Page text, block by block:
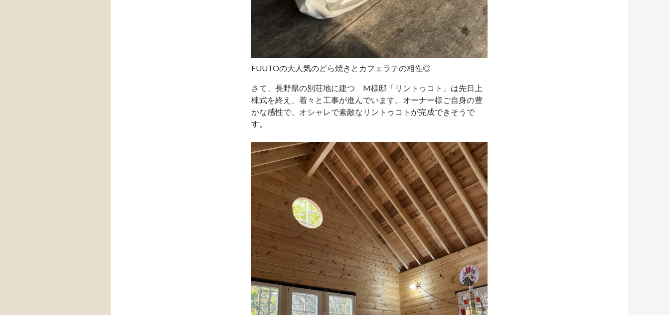
FUUTOの大人気のどら焼きとカフェラテの相性◎
さて、長野県の別荘地に建つ M様邸「リントゥコト」は先日上
棟式を終え、着々と工事が進んでいます。オーナー様ご自身の豊
かな感性で、オシャレで素敵なリントゥコトが完成できそうで
す。